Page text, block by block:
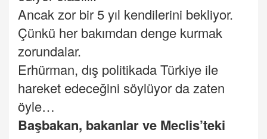
Ancak zor bir 5 yıl kendilerini bekliyor.
Çünkü her bakımdan denge kurmak
zorundalar.
Erhürman, dış politikada Türkiye ile
hareket edeceğini söylüyor da zaten
öyle…
Başbakan, bakanlar ve Meclis’teki